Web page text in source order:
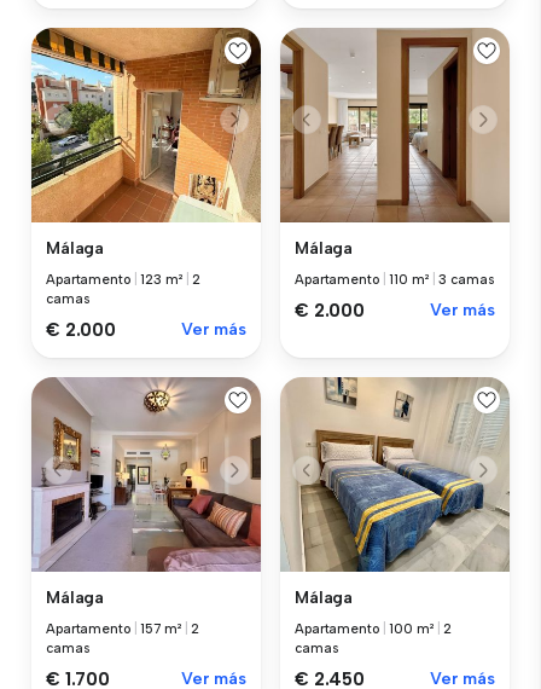
Málaga
Apartamento |123 m² |2
camas
€ 2.000 Ver más
Málaga
Apartamento |110 m² |3 camas
€ 2.000 Ver más
Málaga
Apartamento |157 m² |2
camas
€ 1.700 Ver más
Málaga
Apartamento |100 m² |2
camas
€ 2.450 Ver más